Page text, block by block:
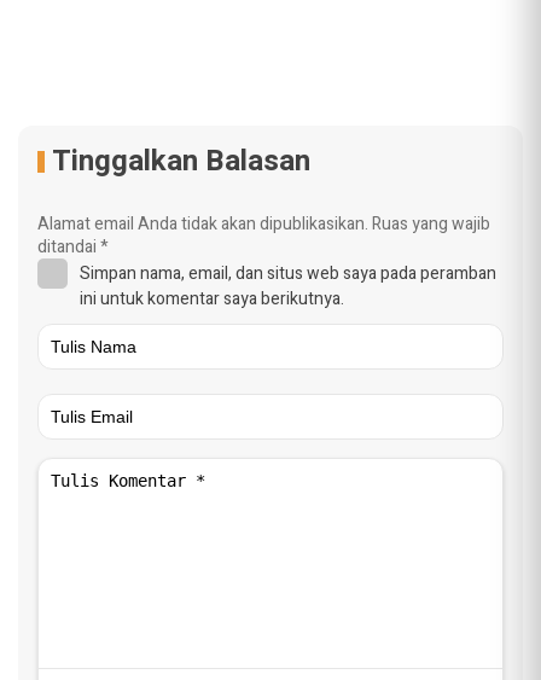
Tinggalkan Balasan
Alamat email Anda tidak akan dipublikasikan.Ruas yang wajib
ditandai*
Simpan nama, email, dan situs web saya pada peramban
ini untuk komentar saya berikutnya.